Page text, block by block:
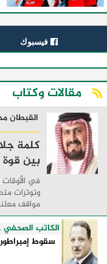
فيسبوك
مقالات وكتاب
القبطان
كلمة
بين قوة
في
وتوترات
مواقف
إدارتها
الكاتب
سقوط